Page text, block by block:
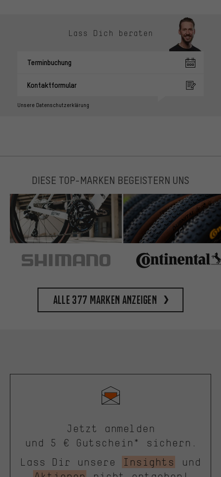
Lass Dich beraten
Terminbuchung
Kontaktformular
Unsere Datenschutzerklärung
DIESE TOP-MARKEN BEGEISTERN UNS
Alle 377 Marken anzeigen
Jetzt anmelden
und 5 € Gutschein* sichern.
Lass Dir unsere
Insights
und